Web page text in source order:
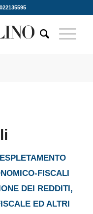
FISCALI
DEI REDDITI,
ED ALTRI